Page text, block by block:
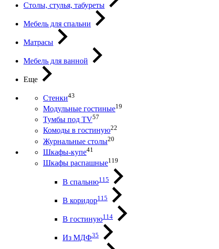
Столы, стулья, табуреты
Мебель для спальни
Матрасы
Мебель для ванной
Еще
Стенки43
Модульные гостиные19
Тумбы под ТV57
Комоды в гостиную22
Журнальные столы20
Шкафы-купе41
Шкафы распашные119
В спальню115
В коридор115
В гостиную114
Из МДФ35